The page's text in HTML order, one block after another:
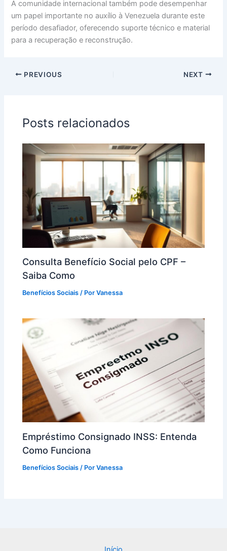
A comunidade internacional também pode desempenhar
um papel importante no auxílio à Venezuela durante este
período desafiador, oferecendo suporte técnico e material
para a recuperação e reconstrução.
PREVIOUS NEXT
Posts relacionados
Consulta Benefício Social pelo CPF –
Saiba Como
Benefícios Sociais / PorVanessa
Empréstimo Consignado INSS: Entenda
Como Funciona
Benefícios Sociais / PorVanessa